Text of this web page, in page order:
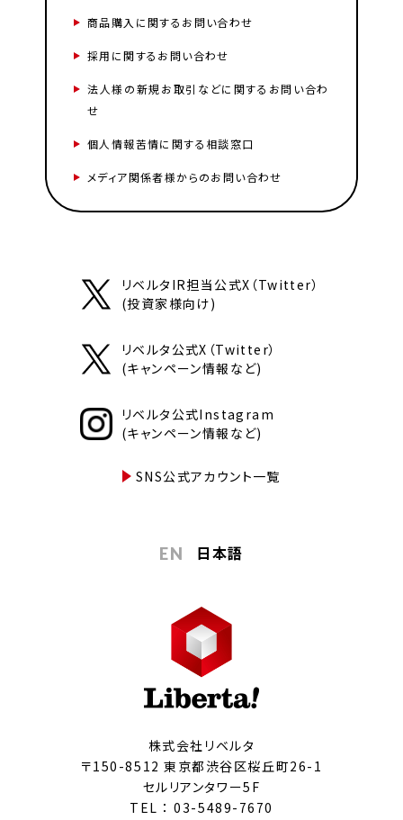
商品購入に関するお問い合わせ
採用に関するお問い合わせ
法人様の新規お取引などに関するお問い合わ
せ
個人情報苦情に関する相談窓口
メディア関係者様からのお問い合わせ
リベルタIR担当公式X（Twitter）
(投資家様向け)
リベルタ公式X（Twitter）
(キャンペーン情報など)
リベルタ公式Instagram
(キャンペーン情報など)
SNS公式アカウント一覧
EN 日本語
株式会社リベルタ
〒150-8512 東京都渋谷区桜丘町26-1
セルリアンタワー5F
TEL ：03-5489-7670